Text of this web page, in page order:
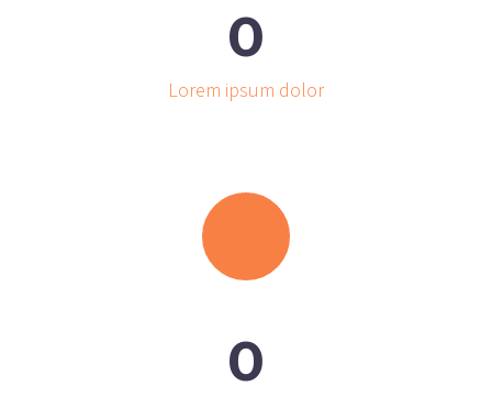
0
Lorem ipsum dolor
0